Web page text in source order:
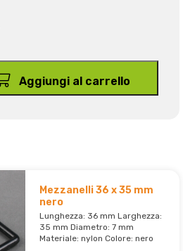
Aggiungi al carrello
Mezzanelli 36 x 35 mm
nero
Lunghezza: 36 mm Larghezza:
35 mm Diametro: 7 mm
Materiale: nylon Colore: nero